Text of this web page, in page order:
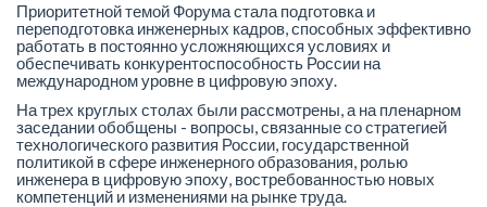
Приоритетной темой Форума стала подготовка и
переподготовка инженерных кадров, способных эффективно
работать в постоянно усложняющихся условиях и
обеспечивать конкурентоспособность России на
международном уровне в цифровую эпоху.
На трех круглых столах были рассмотрены, а на пленарном
заседании обобщены - вопросы, связанные со стратегией
технологического развития России, государственной
политикой в сфере инженерного образования, ролью
инженера в цифровую эпоху, востребованностью новых
компетенций и изменениями на рынке труда.